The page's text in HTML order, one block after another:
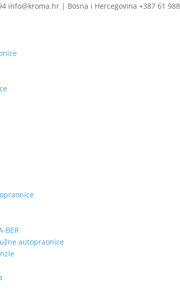
info@kroma.hr | Bosna i Hercegovina +387 61
BER
autopraonice